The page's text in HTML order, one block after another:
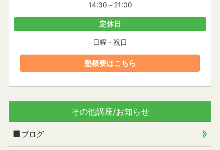
14:30～21:00
定休日
日曜・祝日
塾概要はこちら
その他講座/お知らせ
ブログ